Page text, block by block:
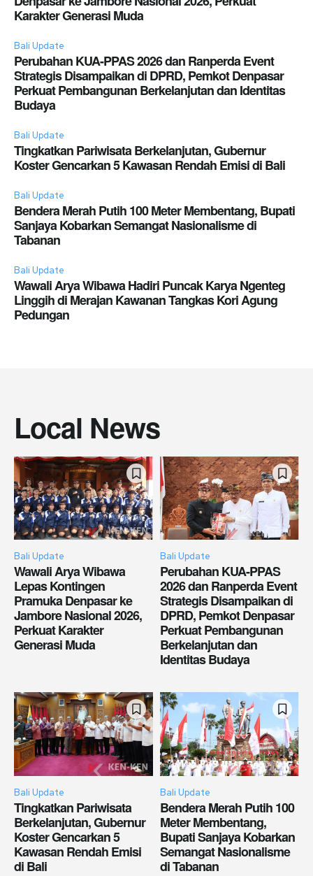
Karakter Generasi Muda
Bali Update
Perubahan KUA-PPAS 2026 dan Ranperda Event
Strategis Disampaikan di DPRD, Pemkot Denpasar
Perkuat Pembangunan Berkelanjutan dan Identitas
Budaya
Bali Update
Tingkatkan Pariwisata Berkelanjutan, Gubernur
Koster Gencarkan 5 Kawasan Rendah Emisi di Bali
Bali Update
Bendera Merah Putih 100 Meter Membentang, Bupati
Sanjaya Kobarkan Semangat Nasionalisme di
Tabanan
Bali Update
Wawali Arya Wibawa Hadiri Puncak Karya Ngenteg
Linggih di Merajan Kawanan Tangkas Kori Agung
Pedungan
Local News
Bali Update
Wawali Arya Wibawa
Lepas Kontingen
Pramuka Denpasar ke
Jambore Nasional 2026,
Perkuat Karakter
Generasi Muda
Bali Update
Perubahan KUA-PPAS
2026 dan Ranperda Event
Strategis Disampaikan di
DPRD, Pemkot Denpasar
Perkuat Pembangunan
Berkelanjutan dan
Identitas Budaya
Bali Update
Tingkatkan Pariwisata
Berkelanjutan, Gubernur
Koster Gencarkan 5
Kawasan Rendah Emisi
di Bali
Bali Update
Bendera Merah Putih 100
Meter Membentang,
Bupati Sanjaya Kobarkan
Semangat Nasionalisme
di Tabanan